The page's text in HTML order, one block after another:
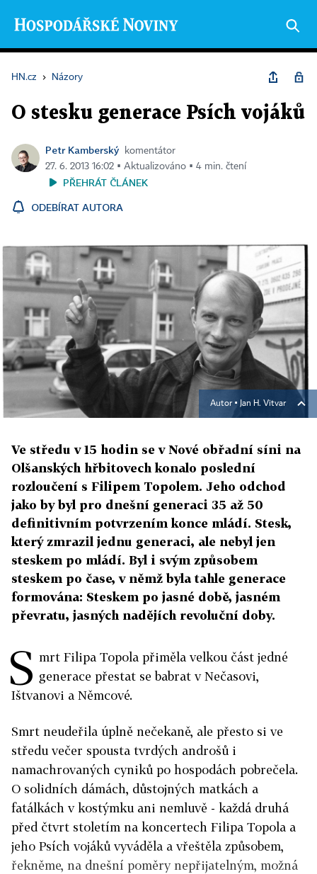
HN.cz › Názory
O stesku generace Psích vojáků
Petr Kamberský
komentátor
27. 6. 2013 16:02 ▪ Aktualizováno ▪ 4 min. čtení
PŘEHRÁT ČLÁNEK
ODEBÍRAT AUTORA
Autor ▪ Jan H. Vitvar
Ve středu v 15 hodin se v Nové obřadní síni na
Olšanských hřbitovech konalo poslední
rozloučení s Filipem Topolem. Jeho odchod
jako by byl pro dnešní generaci 35 až 50
definitivním potvrzením konce mládí. Stesk,
který zmrazil jednu generaci, ale nebyl jen
steskem po mládí. Byl i svým způsobem
steskem po čase, v němž byla tahle generace
formována: Steskem po jasné době, jasném
převratu, jasných nadějích revoluční doby.
S mrt Filipa Topola přiměla velkou část jedné
generace přestat se babrat v Nečasovi,
Ištvanovi a Němcové.
Smrt neudeřila úplně nečekaně, ale přesto si ve
středu večer spousta tvrdých androšů i
namachrovaných cyniků po hospodách pobrečela.
O solidních dámách, důstojných matkách a
fatálkách v kostýmku ani nemluvě - každá druhá
před čtvrt stoletím na koncertech Filipa Topola a
jeho Psích vojáků vyváděla a vřeštěla způsobem,
řekněme, na dnešní poměry nepřijatelným, možná